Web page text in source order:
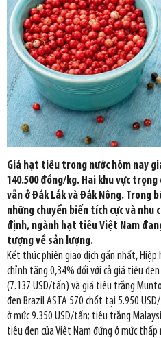
Giá hạt tiêu trong nước hôm nay
140.500 đồng/kg. Hai khu vực
vẫn ở Đắk Lắk và Đắk Nông. Trong
những chuyển biến tích cực và
định, ngành hạt tiêu Việt Nam
tượng về sản lượng.
Kết thúc phiên giao dịch gần nhất,
chỉnh tăng 0,34% đối với cả giá tiêu
(7.137 USD/tấn) và giá tiêu trắng
đen Brazil ASTA 570 chốt tại 5.950
ở mức 9.350 USD/tấn; tiêu trắng
tiêu đen của Việt Nam đứng ở mức